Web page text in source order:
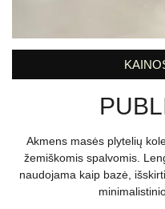
Akmens masės plytelių
žemiškomis spalvomis.
naudojama kaip bazė,